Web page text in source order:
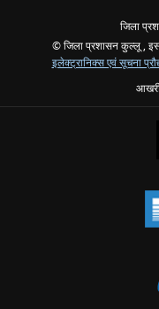
जिला
© जिला प्रशासन कुल्लू , इस
इलेक्ट्रानिक्स एवं सूचना